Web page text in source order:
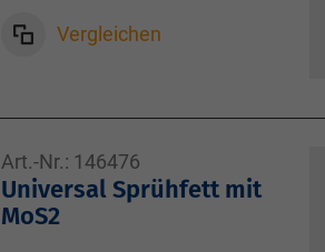
Vergleichen
Art.-Nr.: 146476
Universal Sprühfett mit
MoS2